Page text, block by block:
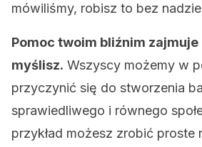
mówiliśmy, robisz to bez
Pomoc twoim bliźnim zajmuje
myślisz. Wszyscy możemy w
przyczynić się do stworzenia
sprawiedliwego i równego
przykład możesz zrobić proste